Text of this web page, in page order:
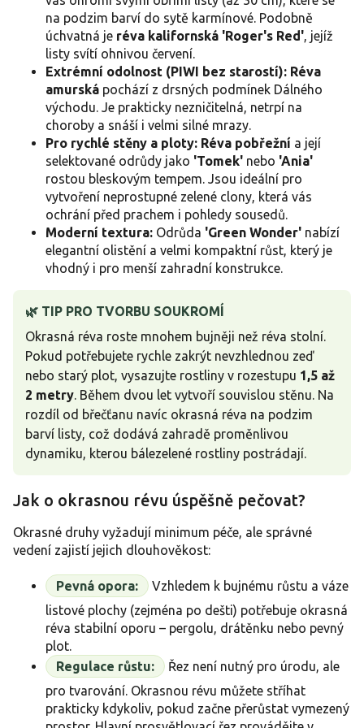
na podzim barví do sytě karmínové. Podobně
úchvatná je réva kalifornská 'Roger's Red', jejíž
listy svítí ohnivou červení.
Extrémní odolnost (PIWI bez starostí): Réva
amurská pochází z drsných podmínek Dálného
východu. Je prakticky nezničitelná, netrpí na
choroby a snáší i velmi silné mrazy.
Pro rychlé stěny a ploty: Réva pobřežní a její
selektované odrůdy jako 'Tomek' nebo 'Ania'
rostou bleskovým tempem. Jsou ideální pro
vytvoření neprostupné zelené clony, která vás
ochrání před prachem i pohledy sousedů.
Moderní textura: Odrůda 'Green Wonder' nabízí
elegantní olistění a velmi kompaktní růst, který je
vhodný i pro menší zahradní konstrukce.
🌿 TIP PRO TVORBU SOUKROMÍ
Okrasná réva roste mnohem bujněji než réva stolní.
Pokud potřebujete rychle zakrýt nevzhlednou zeď
nebo starý plot, vysazujte rostliny v rozestupu 1,5 až
2 metry. Během dvou let vytvoří souvislou stěnu. Na
rozdíl od břečťanu navíc okrasná réva na podzim
barví listy, což dodává zahradě proměnlivou
dynamiku, kterou bálezelené rostliny postrádají.
Jak o okrasnou révu úspěšně pečovat?
Okrasné druhy vyžadují minimum péče, ale správné
vedení zajistí jejich dlouhověkost:
Pevná opora:
Vzhledem k bujnému růstu a váze
listové plochy (zejména po dešti) potřebuje okrasná
réva stabilní oporu – pergolu, drátěnku nebo pevný
plot.
Regulace růstu:
Řez není nutný pro úrodu, ale
pro tvarování. Okrasnou révu můžete stříhat
prakticky kdykoliv, pokud začne přerůstat vymezený